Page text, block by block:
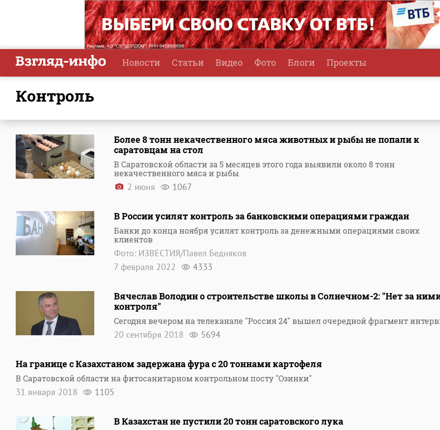
Новости Статьи Видео Фото Блоги Проекты
контроль
Более 8 тонн некачественного мяса животных и рыбы не попали к
саратовцам на стол
В Саратовской области за 5 месяцев этого года выявили около 8 тонн
некачественного мяса и рыбы
2 июня 1067
В России усилят контроль за банковскими операциями граждан
Банки до конца ноября усилят контроль за денежными операциями своих
клиентов
Фото: ИЗВЕСТИЯ/Павел Бедняков
7 февраля 2022
4333
Вячеслав Володин о строительстве школы в Солнечном-2: "Нет за
контроля"
Сегодня вечером на телеканале "Россия 24" вышел очередной фрагмент
20 сентября 2018 5694
На границе с Казахстаном задержана фура с 20 тоннами картофеля
В Саратовской области на фитосанитарном контрольном посту "Озинки"
31 января 2018 1105
В Казахстан не пустили 20 тонн саратовского лука